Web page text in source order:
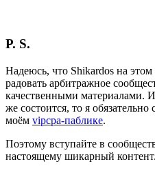
P. S.
Надеюсь, что Shikardos на
радовать арбитражное
качественными материалами.
же состоится, то я
моём vipcpa-паблике.
Поэтому вступайте в
настоящему шикарный контент.